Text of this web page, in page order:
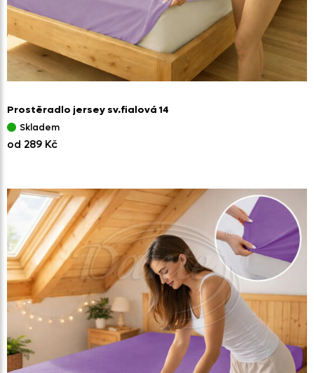
Prostěradlo jersey sv.fialová 14
Skladem
od 289 Kč